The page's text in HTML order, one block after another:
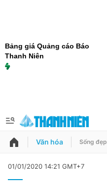
Bảng giá Quảng cáo Báo
Thanh Niên
QUẢNG CÁO
Văn hóa Sống đẹp
01/01/2020 14:21 GMT+7